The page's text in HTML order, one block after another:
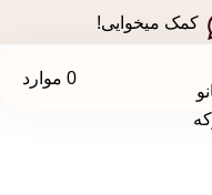
ساز همراه هدیه ببر!
کمک میخوایی!
0 موارد